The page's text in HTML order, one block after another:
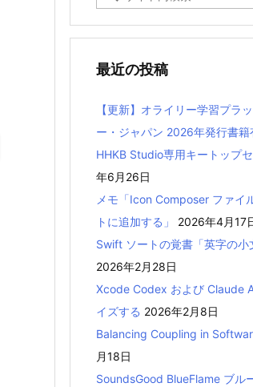
最近の投稿
【更新】オライリー学習プラ
ー・ジャパン 2026年発行書籍
HHKB Studio専用キートップ
年6月26日
メモ「Icon Composer ファイ
トに追加する」
2026年4月17
Swift ソートの覚書「英字の小
2026年2月28日
Xcode Codex および Claude
イズする 2026年2月8日
Balancing Coupling in
月18日
SoundsGood BlueFlame ブル